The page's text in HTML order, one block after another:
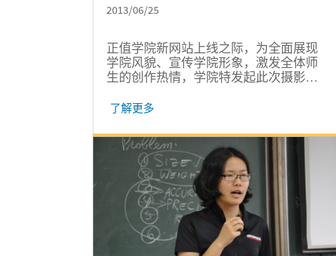
2013/06/25
正值学院新网站上线之际，为全面展现
学院风貌、宣传学院形象，激发全体师
生的创作热情，学院特发起此次摄影作
了解更多